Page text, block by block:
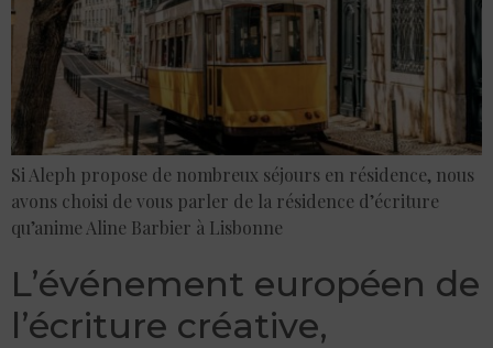
Si Aleph propose de nombreux séjours en résidence, nous
avons choisi de vous parler de la résidence d’écriture
qu’anime Aline Barbier à Lisbonne
L’événement européen de
l’écriture créative,